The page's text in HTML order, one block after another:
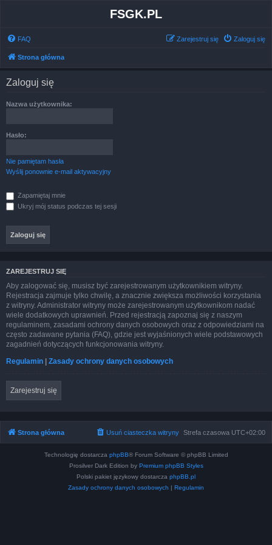
FSGK.PL
FAQ Zaloguj się
Zarejestruj się
Strona główna
Zaloguj się
Nazwa użytkownika:
Hasło:
Nie pamiętam hasła
Wyślij ponownie e-mail aktywacyjny
Zapamiętaj mnie
Ukryj mój status podczas tej sesji
ZAREJESTRUJ SIĘ
Aby zalogować się, musisz być zarejestrowanym użytkownikiem witryny.
Rejestracja zajmuje tylko chwilę, a znacznie zwiększa możliwości korzystania
z witryny. Administrator witryny może zarejestrowanym użytkownikom nadać
wiele dodatkowych uprawnień. Przed rejestracją zapoznaj się z naszym
regulaminem, zasadami ochrony danych osobowych oraz z odpowiedziami na
często zadawane pytania (FAQ), gdzie jest wyjaśnionych wiele podstawowych
zagadnień dotyczących funkcjonowania witryny.
Regulamin | Zasady ochrony danych osobowych
Zarejestruj się
Strona główna Strefa czasowa UTC+02:00
Usuń ciasteczka witryny
Technologię dostarcza phpBB® Forum Software © phpBB Limited
Prosilver Dark Edition by Premium phpBB Styles
Polski pakiet językowy dostarcza phpBB.pl
Zasady ochrony danych osobowych | Regulamin